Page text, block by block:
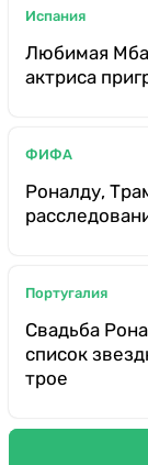
Испания
Любимая
актриса
ФИФА
Роналду,
Португалия
Свадьба
список
трое